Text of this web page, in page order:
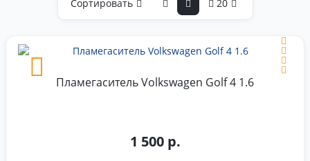
Сортировать 20
Пламегаситель Volkswagen Golf 4 1.6
1 500 р.